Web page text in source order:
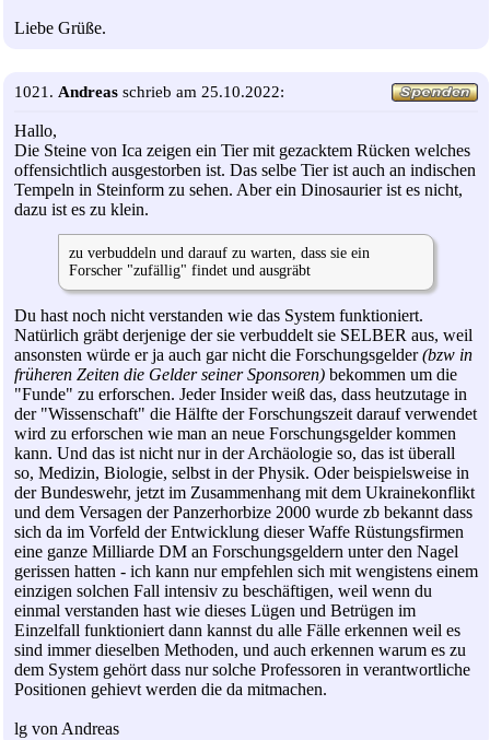
Liebe Grüße.
1021. Andreas schrieb am 25.10.2022:
Hallo,
Die Steine von Ica zeigen ein Tier mit gezacktem Rücken welches
offensichtlich ausgestorben ist. Das selbe Tier ist auch an indischen
Tempeln in Steinform zu sehen. Aber ein Dinosaurier ist es nicht,
dazu ist es zu klein.
zu verbuddeln und darauf zu warten, dass sie ein
Forscher "zufällig" findet und ausgräbt
Du hast noch nicht verstanden wie das System funktioniert.
Natürlich gräbt derjenige der sie verbuddelt sie SELBER aus, weil
ansonsten würde er ja auch gar nicht die Forschungsgelder(bzw in
früheren Zeiten die Gelder seiner Sponsoren) bekommen um die
"Funde" zu erforschen. Jeder Insider weiß das, dass heutzutage in
der "Wissenschaft" die Hälfte der Forschungszeit darauf verwendet
wird zu erforschen wie man an neue Forschungsgelder kommen
kann. Und das ist nicht nur in der Archäologie so, das ist überall
so, Medizin, Biologie, selbst in der Physik. Oder beispielsweise in
der Bundeswehr, jetzt im Zusammenhang mit dem Ukrainekonflikt
und dem Versagen der Panzerhorbize 2000 wurde zb bekannt dass
sich da im Vorfeld der Entwicklung dieser Waffe Rüstungsfirmen
eine ganze Milliarde DM an Forschungsgeldern unter den Nagel
gerissen hatten - ich kann nur empfehlen sich mit wengistens einem
einzigen solchen Fall intensiv zu beschäftigen, weil wenn du
einmal verstanden hast wie dieses Lügen und Betrügen im
Einzelfall funktioniert dann kannst du alle Fälle erkennen weil es
sind immer dieselben Methoden, und auch erkennen warum es zu
dem System gehört dass nur solche Professoren in verantwortliche
Positionen gehievt werden die da mitmachen.
lg von Andreas